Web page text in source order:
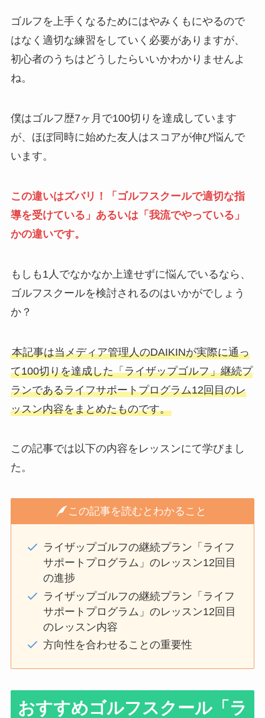
ゴルフを上手くなるためにはやみくもにやるので
はなく適切な練習をしていく必要がありますが、
初心者のうちはどうしたらいいかわかりませんよ
ね。
僕はゴルフ歴7ヶ月で100切りを達成しています
が、ほぼ同時に始めた友人はスコアが伸び悩んで
います。
この違いはズバリ！「ゴルフスクールで適切な指
導を受けている」あるいは「我流でやっている」
かの違いです。
もしも1人でなかなか上達せずに悩んでいるなら、
ゴルフスクールを検討されるのはいかがでしょう
か？
本記事は当メディア管理人のDAIKINが実際に通っ
て100切りを達成した「ライザップゴルフ」継続プ
ランであるライフサポートプログラム12回目のレ
ッスン内容をまとめたものです。
この記事では以下の内容をレッスンにて学びまし
た。
この記事を読むとわかること
ライザップゴルフの継続プラン「ライフ
サポートプログラム」のレッスン12回目
の進捗
ライザップゴルフの継続プラン「ライフ
サポートプログラム」のレッスン12回目
のレッスン内容
方向性を合わせることの重要性
おすすめゴルフスクール 「ラ